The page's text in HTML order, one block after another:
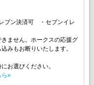
ブン決済可 ・セブンイレ
ません。ホークスの応援グ
みもお断りいたします。
お選びください。
ら»